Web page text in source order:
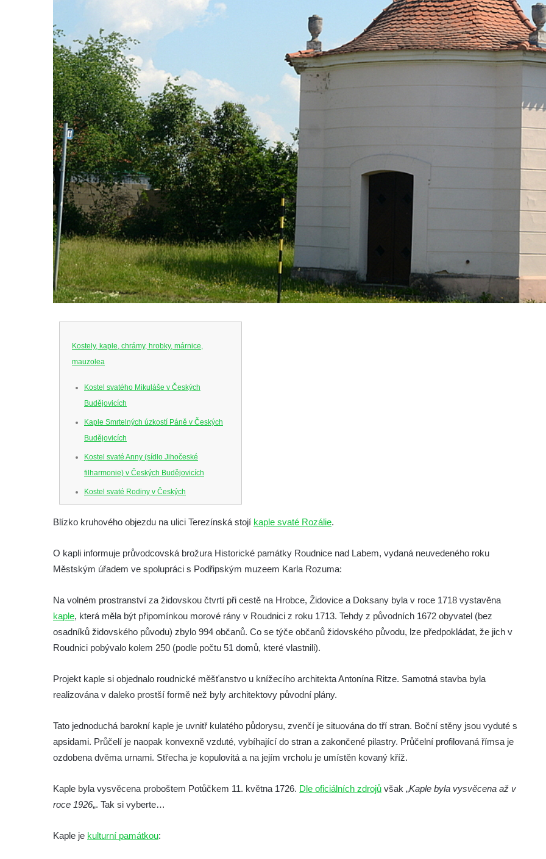
Kostely, kaple, chrámy, hrobky, márnice,
mauzolea
Kostel svatého Mikuláše v Českých
Budějovicích
Kaple Smrtelných úzkostí Páně v Českých
Budějovicích
Kostel svaté Anny (sídlo Jihočeské
filharmonie) v Českých Budějovicích
Kostel svaté Rodiny v Českých
Budějovicích
Kostel Obětování Panny Marie u kláštera
Kostel Všech svatých v Kamenném Újezdě
Dělnická v Kamenném Újezdě
Bývalý kostel svatých Filipa a Jakuba na
náměstí J. V. Kamarýta ve Velešíně
Kaple na hřbitově ve Velešíně
Kostel svatého Ducha v poutním areálu
Římov
Křížová cesta Římov – XXV. kaple – Boží
Křížová cesta Římov – XXIV. kaple – Pieta
Blízko kruhového objezdu na ulici Terezínská stojí kaple svaté Rozálie.
O kapli informuje průvodcovská brožura Historické památky Roudnice nad Labem, vydaná neuvedeného roku
Městským úřadem ve spolupráci s Podřipským muzeem Karla Rozuma:
Na volném prostranství za židovskou čtvrtí při cestě na Hrobce, Židovice a Doksany byla v roce 1718 vystavěna
kaple, která měla být připomínkou morové rány v Roudnici z roku 1713. Tehdy z původních 1672 obyvatel (bez
osadníků židovského původu) zbylo 994 občanů. Co se týče občanů židovského původu, lze předpokládat, že jich v
Roudnici pobývalo kolem 250 (podle počtu 51 domů, které vlastnili).
Projekt kaple si objednalo roudnické měšťanstvo u knížecího architekta Antonína Ritze. Samotná stavba byla
realizována v daleko prostší formě než byly architektovy původní plány.
Tato jednoduchá barokní kaple je uvnitř kulatého půdorysu, zvenčí je situována do tří stran. Boční stěny jsou vyduté s
apsidami. Průčelí je naopak konvexně vzduté, vybíhající do stran a zakončené pilastry. Průčelní profilovaná římsa je
ozdobena dvěma urnami. Střecha je kopulovitá a na jejím vrcholu je umístěn kovaný kříž.
Kaple byla vysvěcena proboštem Potůčkem 11. května 1726. Dle oficiálních zdrojů však „Kaple byla vysvěcena až v
roce 1926„. Tak si vyberte…
Kaple je kulturní památkou: